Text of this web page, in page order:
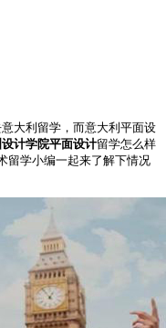
大利留学，而意大利平面设
设计学院平面设计留学怎么样
留学小编一起来了解下情况